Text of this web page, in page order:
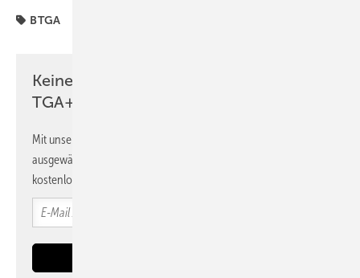
BTGA
Keine Zeit? Kein Problem mit dem
TGA+E Newsletter!
Mit unserem Newsletter erhalten Sie regelmäßig von uns
ausgewählte Informationen und Neuigkeiten, gebündelt und
kostenlos direkt ins Postfach.